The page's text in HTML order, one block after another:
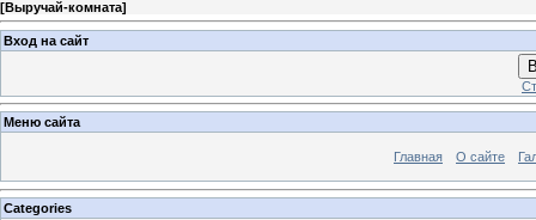
[Выручай-комната]
Вход на сайт
Меню сайта
Главная О сайте
Categories